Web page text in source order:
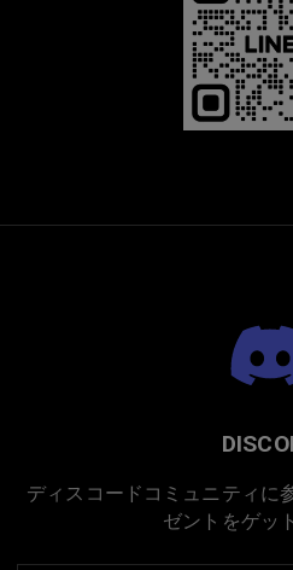
ディスコードコミュニティに
ゼントをゲッ